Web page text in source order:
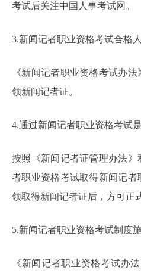
考试后关注中国人事考试网。
3.新闻记者职业资格考试合格
《新闻记者职业资格考试办
领新闻记者证。
4.通过新闻记者职业资格考试
按照《新闻记者证管理办法
者职业资格考试取得新闻记
领取得新闻记者证后，方可正
5.新闻记者职业资格考试制度
《新闻记者职业资格考试办